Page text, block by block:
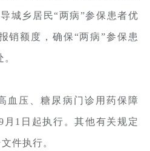
城乡居民“两病”参保患者优
销额度，确保“两病”参保患
血压、糖尿病门诊用药保障
月1日起执行。其他有关规定
件执行。